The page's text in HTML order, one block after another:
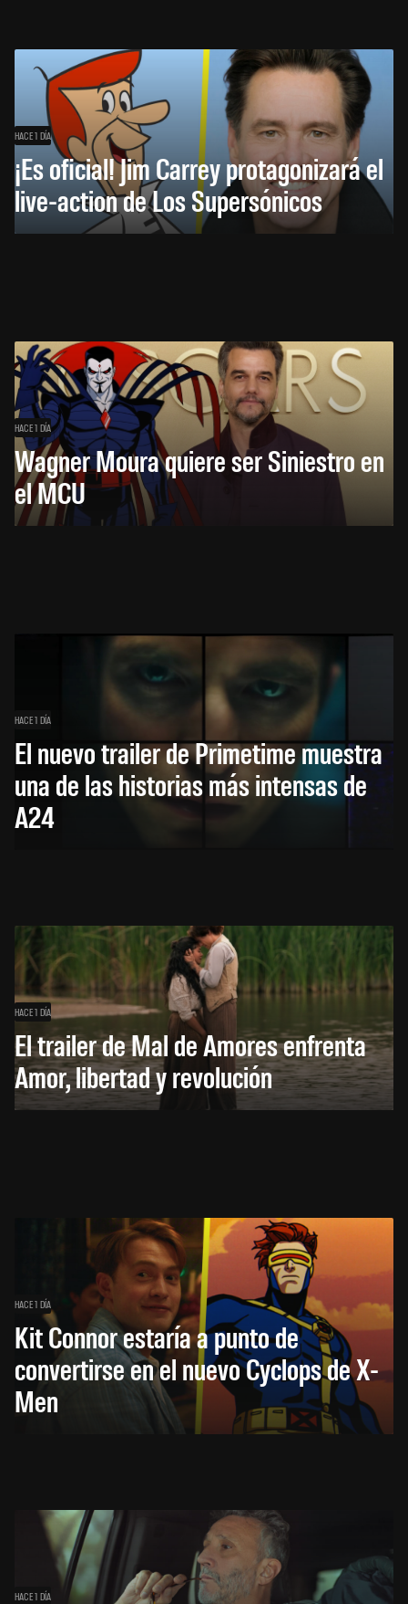
HACE 1 DÍA
¡Es oficial! Jim Carrey protagonizará el
live-action de Los Supersónicos
HACE 1 DÍA
Wagner Moura quiere ser Siniestro en
el MCU
HACE 1 DÍA
El nuevo trailer de Primetime muestra
una de las historias más intensas de
A24
HACE 1 DÍA
El trailer de Mal de Amores enfrenta
Amor, libertad y revolución
HACE 1 DÍA
Kit Connor estaría a punto de
convertirse en el nuevo Cyclops de X-
Men
HACE 1 DÍA